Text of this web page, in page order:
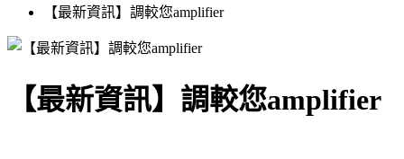
【最新資訊】調較您amplifier
【最新資訊】調較您amplifier